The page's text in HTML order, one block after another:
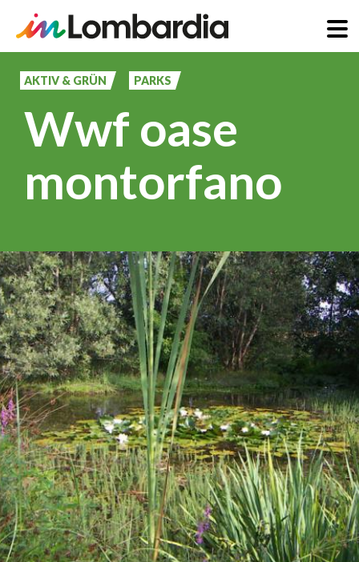
zumAKTIV & GRÜN PARKS
Wwf oase
montorfano